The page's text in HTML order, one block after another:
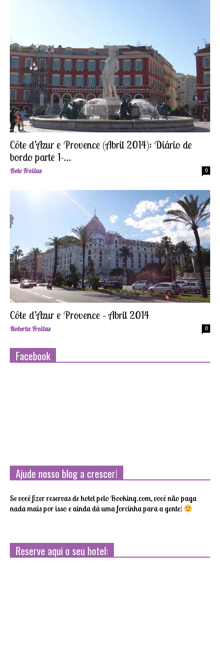
Côte d’Azur e Provence (Abril 2014): Diário de
bordo parte 1-...
Bete Freitas 0
Côte d’Azur e Provence – Abril 2014
Roberta Freitas 0
Facebook
Ajude nosso blog a crescer!
Se você fizer reservas de hotel pelo Booking.com, você não paga
nada mais por isso e ainda dá uma forcinha para a gente!
Reserve aqui o seu hotel: